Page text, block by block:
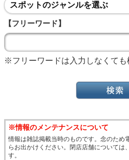
スポットのジャンルを選ぶ
【フリーワード】
※フリーワードは入力しなくても
※情報のメンテナンスについて
情報は雑誌掲載当時のものです。念のため
らお出かけください。閉店店舗については
す。